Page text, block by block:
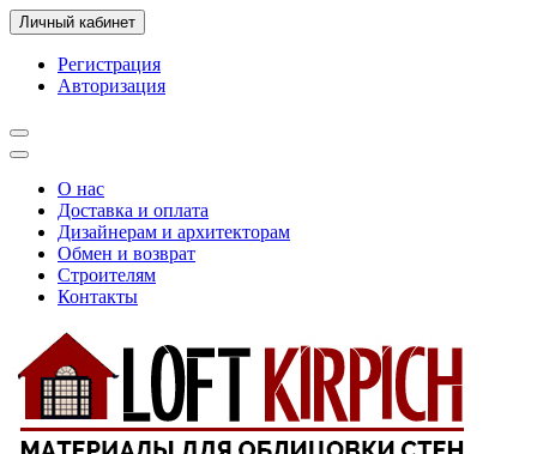
Личный кабинет
Регистрация
Авторизация
О нас
Доставка и оплата
Дизайнерам и архитекторам
Обмен и возврат
Строителям
Контакты